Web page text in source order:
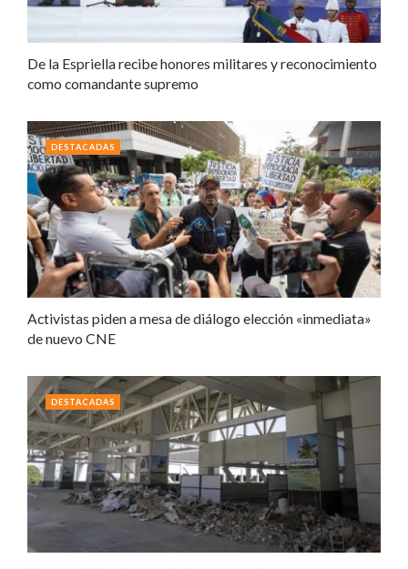
De la Espriella recibe honores militares y reconocimiento
como comandante supremo
Activistas piden a mesa de diálogo elección «inmediata»
de nuevo CNE
DESTACADAS
DESTACADAS